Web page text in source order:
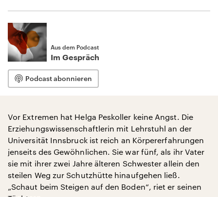
Aus dem Podcast
Im Gespräch
Podcast abonnieren
Vor Extremen hat Helga Peskoller keine Angst. Die
Erziehungswissenschaftlerin mit Lehrstuhl an der
Universität Innsbruck ist reich an Körpererfahrungen
jenseits des Gewöhnlichen. Sie war fünf, als ihr Vater
sie mit ihrer zwei Jahre älteren Schwester allein den
steilen Weg zur Schutzhütte hinaufgehen ließ.
„Schaut beim Steigen auf den Boden“, riet er seinen